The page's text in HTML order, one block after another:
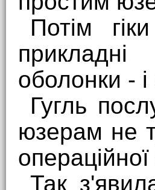
Потім
оболонки -
Гугль
юзерам не
Так